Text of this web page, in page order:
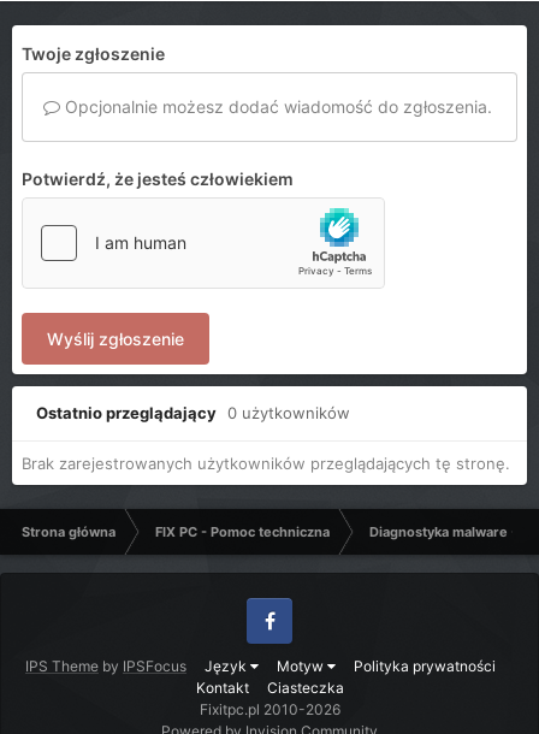
Twoje zgłoszenie
Opcjonalnie możesz dodać wiadomość do zgłoszenia.
Potwierdź, że jesteś człowiekiem
Wyślij zgłoszenie
Ostatnio przeglądający 0 użytkowników
Brak zarejestrowanych użytkowników przeglądających tę stronę.
Strona główna FIX PC - Pomoc techniczna Diagnostyka malware -
IPS Theme by IPSFocus Język Motyw
Polityka prywatności
Kontakt
Ciasteczka
Facebook
Fixitpc.pl 2010-2026